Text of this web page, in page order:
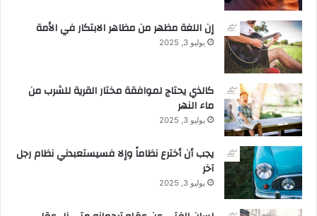
إن اللغة مظهر من مظاهر الابتكار في الأمة
يوليو 3, 2025
كالذي يحتاج لموافقة مختار القرية للشرب من
ماء النهر
يوليو 3, 2025
يجب أن أخترع نظاماً وإلا فسيستعبدني نظام رجل
آخر
يوليو 3, 2025